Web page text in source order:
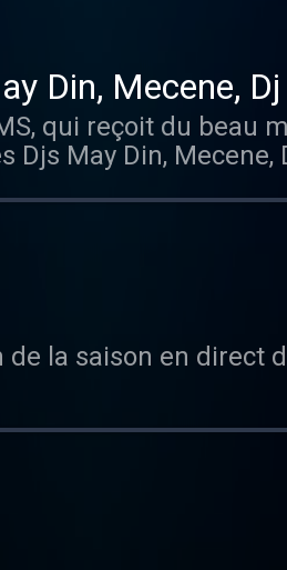
on se
Et pour le
Din, Mecene, Dj
qui reçoit du beau
Djs May Din, Mecene,
la saison en direct